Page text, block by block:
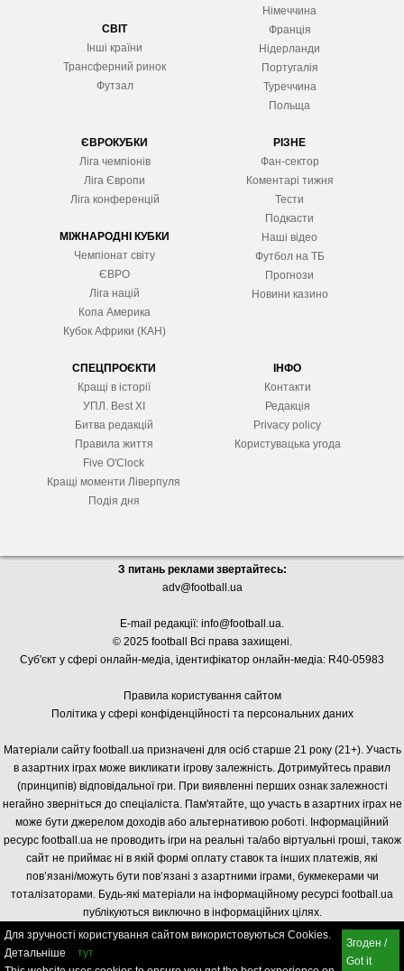
СВІТ
Інші країни
Трансферний ринок
Футзал
Німеччина
Франція
Нідерланди
Португалія
Туреччина
Польща
ЄВРОКУБКИ
Ліга чемпіонів
Ліга Європи
Ліга конференцій
МІЖНАРОДНІ КУБКИ
Чемпіонат світу
ЄВРО
Ліга націй
Копа Америка
Кубок Африки (КАН)
РІЗНЕ
Фан-сектор
Коментарі тижня
Тести
Подкасти
Наші відео
Футбол на ТБ
Прогнози
Новини казино
СПЕЦПРОЄКТИ
Кращі в історії
УПЛ. Best XІ
Битва редакцій
Правила життя
Five O'Clock
Кращі моменти Ліверпуля
Подія дня
ІНФО
Контакти
Редакція
Privacy policy
Користувацька угода
З питань реклами звертайтесь:
adv@football.ua
E-mail редакції: info@football.ua.
© 2025 football Всі права захищені.
Суб'єкт у сфері онлайн-медіа, ідентифікатор онлайн-медіа: R40-05983
Правила користування сайтом
Політика у сфері конфіденційності та персональних даних
Матеріали сайту football.ua призначені для осіб старше 21 року (21+). Участь
в азартних іграх може викликати ігрову залежність. Дотримуйтесь правил
(принципів) відповідальної гри. При виявленні перших ознак залежності
негайно зверніться до спеціаліста. Пам'ятайте, що участь в азартних іграх не
може бути джерелом доходів або альтернативою роботі. Інформаційний
ресурс football.ua не проводить ігри на реальні та/або віртуальні гроші, також
сайт не приймає ні в якій формі оплату ставок та інших платежів, які
пов’язані/можуть бути пов’язані з азартними іграми, букмекерами чи
тоталізаторами. Будь-які матеріали на інформаційному ресурсі football.ua
публікуються виключно в інформаційних цілях.
Для зручності користування сайтом використовуються Cookies.
Детальніше
тут
Згоден /
Got it